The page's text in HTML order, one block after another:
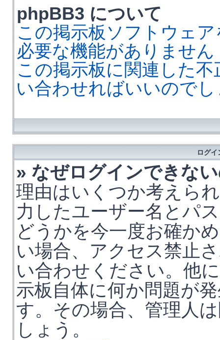
phpBB3 について
この掲示板ソフトウェ
必要な機能がありません
この掲示板に関連した
い合わせればいいので
ログイ
» なぜログインできな
理由はいくつか考えら
力したユーザー名とパ
どうかを今一度お確か
い場合、アクセス禁止
い合わせください。他
示板自体に何か問題が
す。その場合、管理人
しょう。